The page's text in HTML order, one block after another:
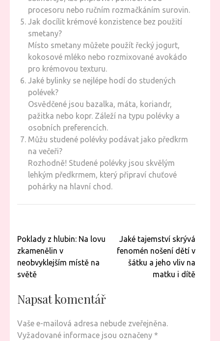
procesoru nebo ručním rozmačkáním surovin.
Jak docílit krémové konzistence bez použití
smetany?
Místo smetany můžete použít řecký jogurt,
kokosové mléko nebo rozmixované avokádo
pro krémovou texturu.
Jaké bylinky se nejlépe hodí do studených
polévek?
Osvědčené jsou bazalka, máta, koriandr,
pažitka nebo kopr. Záleží na typu polévky a
osobních preferencích.
Můžu studené polévky podávat jako předkrm
na večeři?
Rozhodně! Studené polévky jsou skvělým
lehkým předkrmem, který připraví chuťové
pohárky na hlavní chod.
Navigace
pro
příspěvek
Poklady z hlubin: Na lovu
zkamenělin v
neobvyklejším místě na
světě
Jaké tajemství skrývá
fenomén nošení dětí v
šátku a jeho vliv na
matku i dítě
Napsat komentář
Vaše e-mailová adresa nebude zveřejněna.
Vyžadované informace jsou označeny *